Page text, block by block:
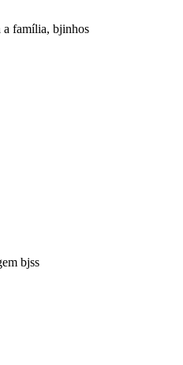
a família, bjinhos
bjss